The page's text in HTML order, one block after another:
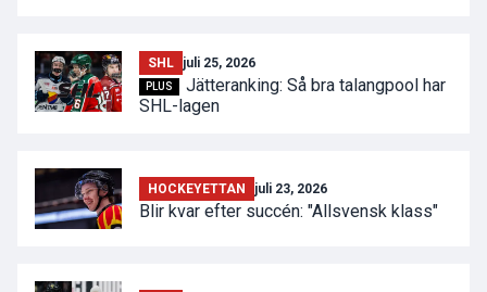
SHL juli 25, 2026
PLUS
Jätteranking: Så bra talangpool har
SHL-lagen
HOCKEYETTAN juli 23, 2026
Blir kvar efter succén: "Allsvensk klass"